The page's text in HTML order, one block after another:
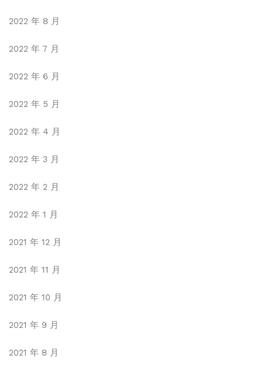
2022 年 8 月
2022 年 7 月
2022 年 6 月
2022 年 5 月
2022 年 4 月
2022 年 3 月
2022 年 2 月
2022 年 1 月
2021 年 12 月
2021 年 11 月
2021 年 10 月
2021 年 9 月
2021 年 8 月